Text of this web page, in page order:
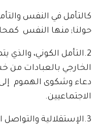
كالتأمل في النفس
حولنا; منها النفس
2.التأمل الكوني،
الخارجي بالعبادات من
دعاء وشكوى الهموم
الاجتماعيين.
3.الإستقلالية